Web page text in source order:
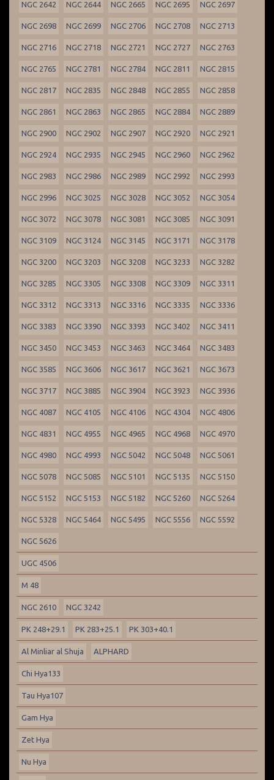
NGC 2642 NGC 2644 NGC 2665 NGC 2695 NGC 2697
NGC 2698 NGC 2699 NGC 2706 NGC 2708 NGC 2713
NGC 2716 NGC 2718 NGC 2721 NGC 2727 NGC 2763
NGC 2765 NGC 2781 NGC 2784 NGC 2811 NGC 2815
NGC 2817 NGC 2835 NGC 2848 NGC 2855 NGC 2858
NGC 2861 NGC 2863 NGC 2865 NGC 2884 NGC 2889
NGC 2900 NGC 2902 NGC 2907 NGC 2920 NGC 2921
NGC 2924 NGC 2935 NGC 2945 NGC 2960 NGC 2962
NGC 2983 NGC 2986 NGC 2989 NGC 2992 NGC 2993
NGC 2996 NGC 3025 NGC 3028 NGC 3052 NGC 3054
NGC 3072 NGC 3078 NGC 3081 NGC 3085 NGC 3091
NGC 3109 NGC 3124 NGC 3145 NGC 3171 NGC 3178
NGC 3200 NGC 3203 NGC 3208 NGC 3233 NGC 3282
NGC 3285 NGC 3305 NGC 3308 NGC 3309 NGC 3311
NGC 3312 NGC 3313 NGC 3316 NGC 3335 NGC 3336
NGC 3383 NGC 3390 NGC 3393 NGC 3402 NGC 3411
NGC 3450 NGC 3453 NGC 3463 NGC 3464 NGC 3483
NGC 3585 NGC 3606 NGC 3617 NGC 3621 NGC 3673
NGC 3717 NGC 3885 NGC 3904 NGC 3923 NGC 3936
NGC 4087 NGC 4105 NGC 4106 NGC 4304 NGC 4806
NGC 4831 NGC 4955 NGC 4965 NGC 4968 NGC 4970
NGC 4980 NGC 4993 NGC 5042 NGC 5048 NGC 5061
NGC 5078 NGC 5085 NGC 5101 NGC 5135 NGC 5150
NGC 5152 NGC 5153 NGC 5182 NGC 5260 NGC 5264
NGC 5328 NGC 5464 NGC 5495 NGC 5556 NGC 5592
NGC 5626
UGC 4506
M 48
NGC 2610 NGC 3242
PK 248+29.1 PK 283+25.1 PK 303+40.1
Al Minliar al Shuja ALPHARD
Chi Hya133
Tau Hya107
Gam Hya
Zet Hya
Nu Hya